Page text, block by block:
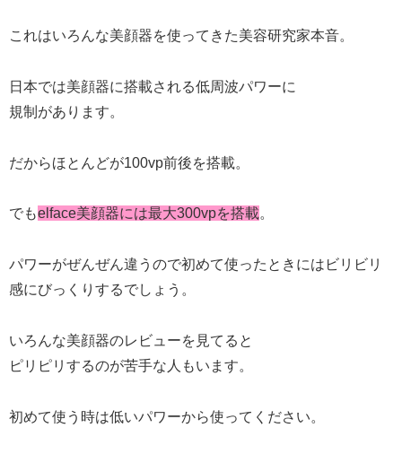
これはいろんな美顔器を使ってきた美容研究家本音。
日本では美顔器に搭載される低周波パワーに
規制があります。
だからほとんどが100vp前後を搭載。
でもelface美顔器には最大300vpを搭載。
パワーがぜんぜん違うので初めて使ったときにはビリビリ
感にびっくりするでしょう。
いろんな美顔器のレビューを見てると
ピリピリするのが苦手な人もいます。
初めて使う時は低いパワーから使ってください。